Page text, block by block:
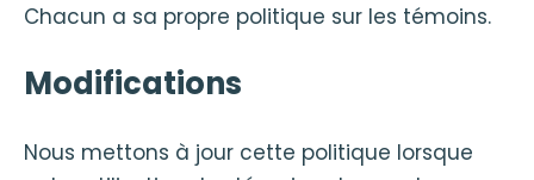
Chacun a sa propre politique sur les témoins.
Modifications
Nous mettons à jour cette politique lorsque